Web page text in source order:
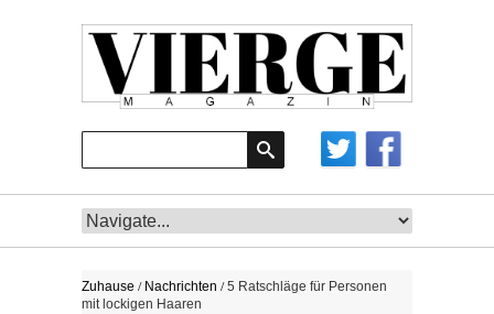
Zuhause / Nachrichten /5 Ratschläge für Personen
mit lockigen Haaren